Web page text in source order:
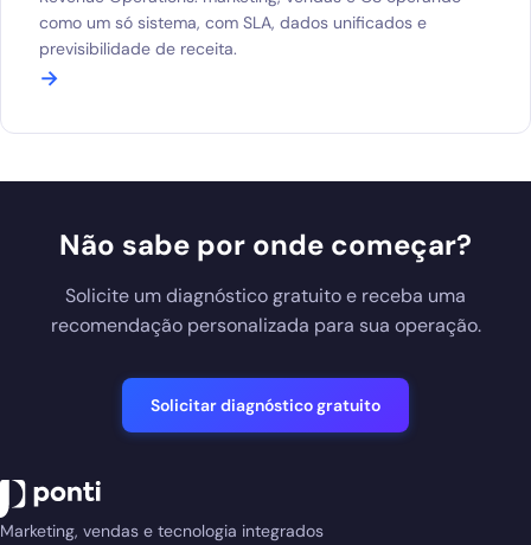
como um só sistema, com SLA, dados unificados e
previsibilidade de receita.
→
Não sabe por onde começar?
Solicite um diagnóstico gratuito e receba uma
recomendação personalizada para sua operação.
Solicitar diagnóstico gratuito
Marketing, vendas e tecnologia integrados